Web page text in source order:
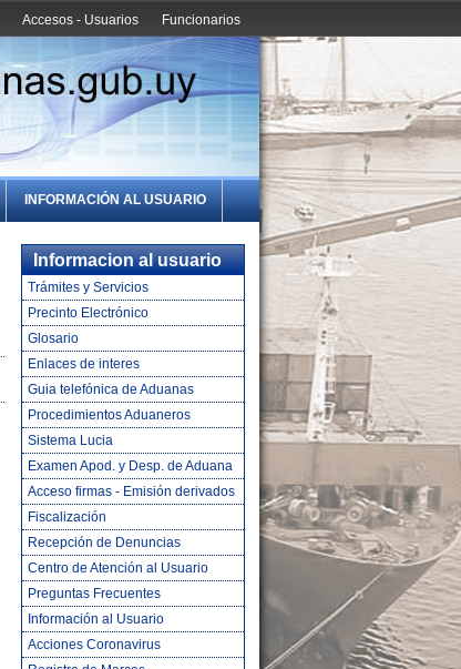
Funcionarios
Accesos - Usuarios
INFORMACIÓN AL USUARIO
Informacion al usuario
Trámites y Servicios
Precinto Electrónico
Glosario
Enlaces de interes
Guia telefónica de Aduanas
Procedimientos Aduaneros
Sistema Lucia
Examen Apod. y Desp. de Aduana
Acceso firmas - Emisión derivados
Fiscalización
Recepción de Denuncias
Centro de Atención al Usuario
Preguntas Frecuentes
Información al Usuario
Acciones Coronavirus